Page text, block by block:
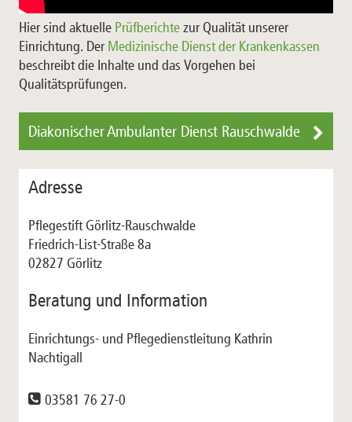
Hier sind aktuelle Prüfberichtezur Qualität unserer
Einrichtung. DerMedizinische Dienst der Krankenkassen
beschreibt die Inhalte und das Vorgehen bei
Qualitätsprüfungen.
Diakonischer Ambulanter Dienst Rauschwalde
Adresse
Pflegestift Görlitz-Rauschwalde
Friedrich-List-Straße 8a
02827 Görlitz
Beratung und Information
Einrichtungs- und Pflegedienstleitung Kathrin
Nachtigall
03581 76 27-0